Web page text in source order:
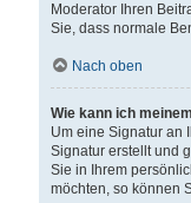
Moderator Ihren
Sie, dass normale
Nach oben
Wie kann ich
Um eine Signatur an
Signatur erstellt und
Sie in Ihrem
möchten, so können